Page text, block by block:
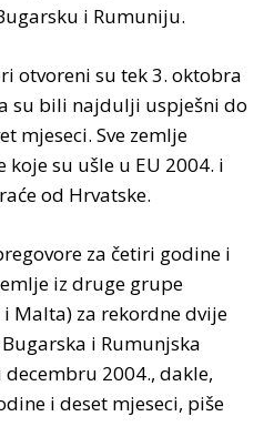
i Rumuniju.
otvoreni su tek 3. oktobra
su bili najdulji uspješni do
mjeseci. Sve zemlje
koje su ušle u EU 2004. i
od Hrvatske.
za četiri godine i
iz druge grupe
i Malta) za rekordne dvije
i Rumunjska
2004., dakle,
i deset mjeseci, piše